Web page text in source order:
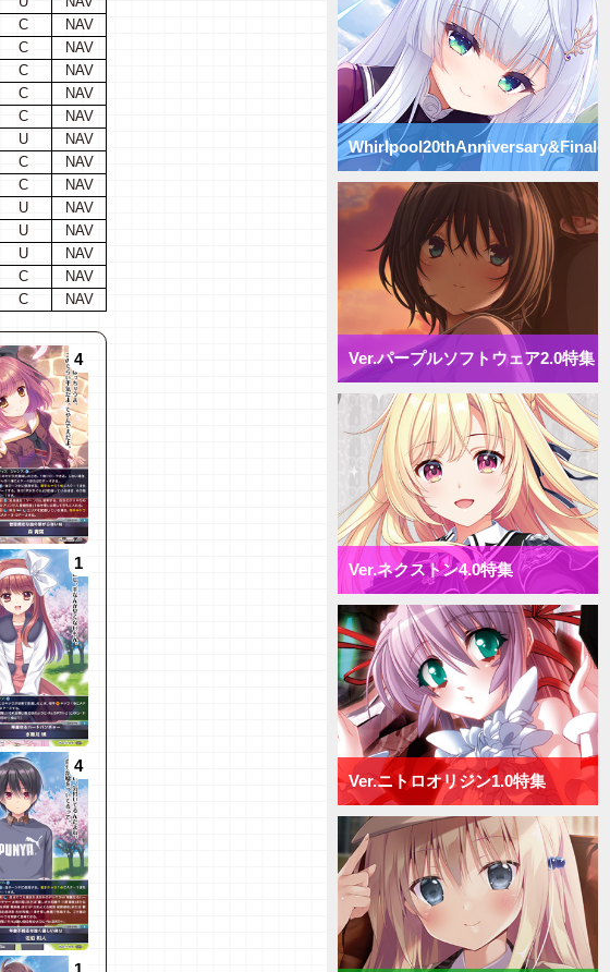
Whirlpool20thAnniversary&Finale!
特集
Ver.パープルソフトウェア2.0特集
Ver.ネクストン4.0特集
Ver.ニトロオリジン1.0特集
C
NAV
C
NAV
C
NAV
C
NAV
C
NAV
U
NAV
C
NAV
C
NAV
U
NAV
U
NAV
U
NAV
C
NAV
C NAV
4
1
4